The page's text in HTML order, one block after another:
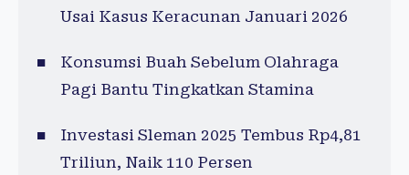
Usai Kasus Keracunan Januari 2026
Konsumsi Buah Sebelum Olahraga
Pagi Bantu Tingkatkan Stamina
Investasi Sleman 2025 Tembus Rp4,81
Triliun, Naik 110 Persen